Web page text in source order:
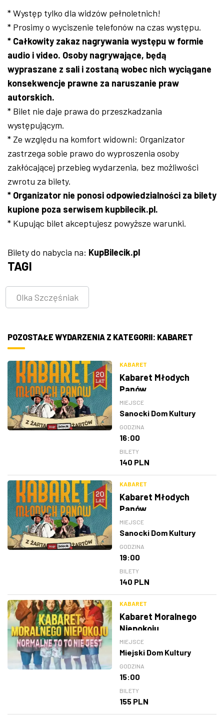
* Występ tylko dla widzów pełnoletnich!
* Prosimy o wyciszenie telefonów na czas występu.
* Całkowity zakaz nagrywania występu w formie
audio i video. Osoby nagrywające, będą
wypraszane z sali i zostaną wobec nich wyciągane
konsekwencje prawne za naruszanie praw
autorskich.
* Bilet nie daje prawa do przeszkadzania
występującym.
* Ze względu na komfort widowni: Organizator
zastrzega sobie prawo do wyproszenia osoby
zakłócającej przebieg wydarzenia, bez możliwości
zwrotu za bilety.
* Organizator nie ponosi odpowiedzialności za bilety
kupione poza serwisem kupbilecik.pl.
* Kupując bilet akceptujesz powyższe warunki.
Bilety do nabycia na: KupBilecik.pl
TAGI
Olka Szczęśniak
POZOSTAŁE WYDARZENIA Z KATEGORII: KABARET
KABARET
Kabaret Młodych
Panów
MIEJSCE
Sanocki Dom Kultury
GODZINA
16:00
BILETY
140 PLN
KABARET
Kabaret Młodych
Panów
MIEJSCE
Sanocki Dom Kultury
GODZINA
19:00
BILETY
140 PLN
KABARET
Kabaret Moralnego
Niepokoju
MIEJSCE
Miejski Dom Kultury
GODZINA
15:00
BILETY
155 PLN